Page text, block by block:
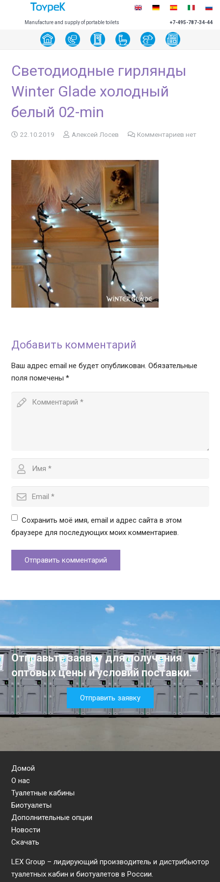
Manufacture and supply of portable toilets +7-495-787-34-44
Светодиодные гирлянды
Winter Glade холодный
белый 02-min
22.10.2019 Алексей Лосев Комментариев нет
Добавить комментарий
Ваш адрес email не будет опубликован. Обязательные
поля помечены *
Сохранить моё имя, email и адрес сайта в этом
браузере для последующих моих комментариев.
Отправить комментарий
Отправьте заявку для получения
оптовых цены и условий поставки.
Отправить заявку
Домой
О нас
Туалетные кабины
Биотуалеты
Дополнительные опции
Новости
Скачать
LEX Group – лидирующий производитель и дистрибьютор
туалетных кабин и биотуалетов в России.